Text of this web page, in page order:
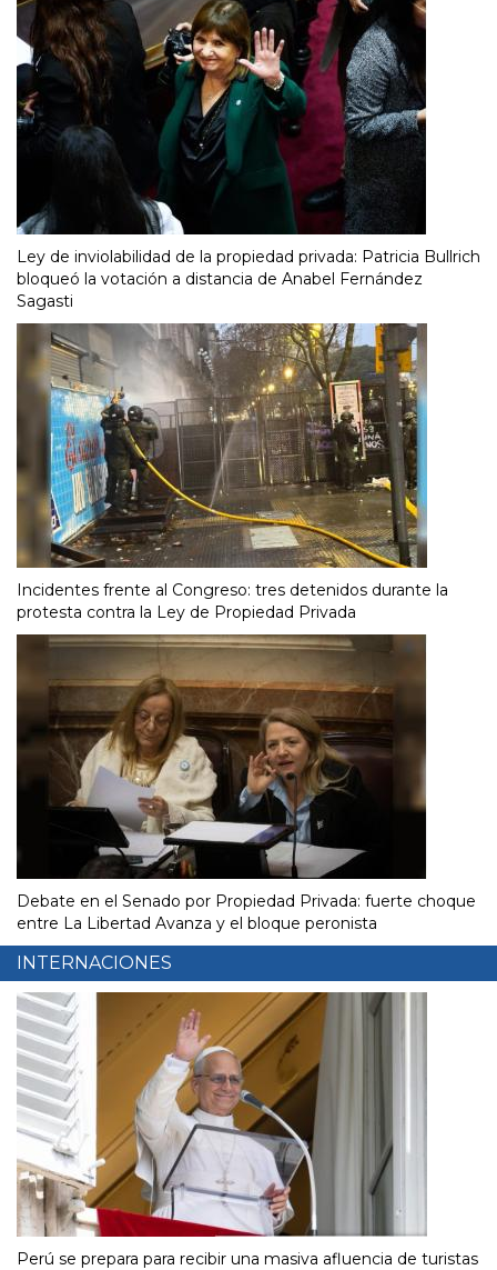
Ley de inviolabilidad de la propiedad privada: Patricia Bullrich
bloqueó la votación a distancia de Anabel Fernández
Sagasti
Incidentes frente al Congreso: tres detenidos durante la
protesta contra la Ley de Propiedad Privada
Debate en el Senado por Propiedad Privada: fuerte choque
entre La Libertad Avanza y el bloque peronista
INTERNACIONES
Perú se prepara para recibir una masiva afluencia de turistas